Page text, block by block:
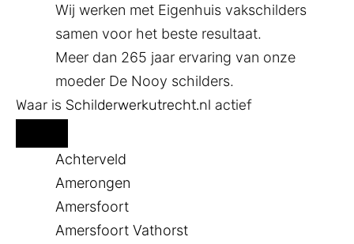
Wij werken met Eigenhuis vakschilders
samen voor het beste resultaat.
Meer dan 265 jaar ervaring van onze
moeder De Nooy schilders.
Waar is Schilderwerkutrecht.nl actief
Achterveld
Amerongen
Amersfoort
Amersfoort Vathorst